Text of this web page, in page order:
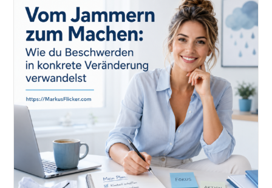
Jammer-
Ratgeber:
Raus
Aus
Nörgeln,
Meckern
Und
Opferrolle
–
Negative
Denkmuster
Stoppen,
Motivation
Stärken
Und
Endlich
Ins
Handeln
Kommen